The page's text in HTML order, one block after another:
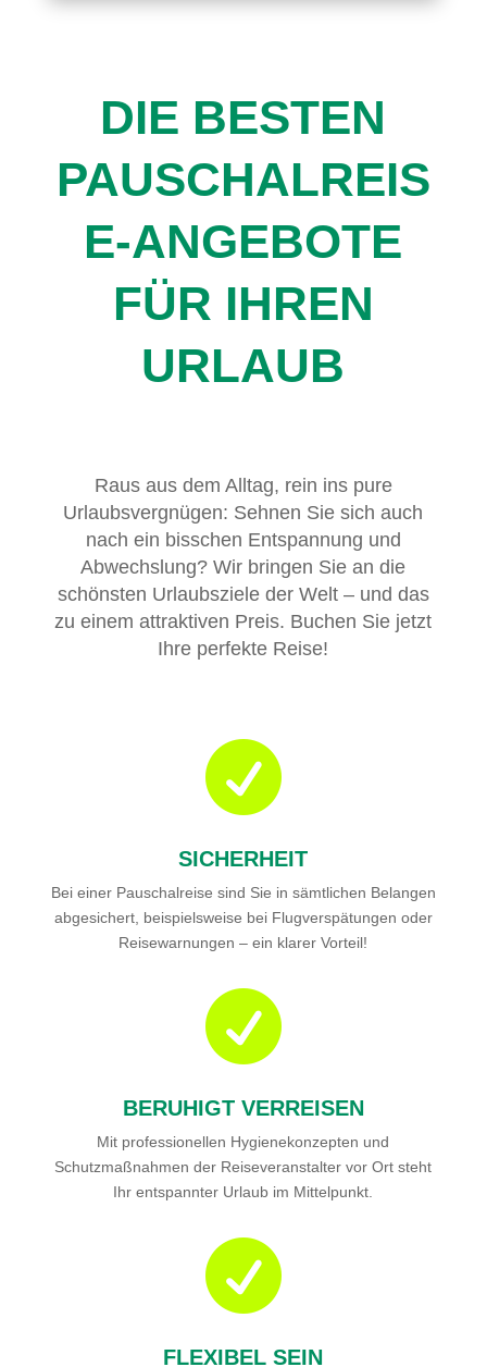
DIE BESTEN
PAUSCHALREIS
E-ANGEBOTE
FÜR IHREN
URLAUB
Raus aus dem Alltag, rein ins pure
Urlaubsvergnügen: Sehnen Sie sich auch
nach ein bisschen Entspannung und
Abwechslung? Wir bringen Sie an die
schönsten Urlaubsziele der Welt – und das
zu einem attraktiven Preis. Buchen Sie jetzt
Ihre perfekte Reise!

SICHERHEIT
Bei einer Pauschalreise sind Sie in sämtlichen Belangen
abgesichert, beispielsweise bei Flugverspätungen oder
Reisewarnungen – ein klarer Vorteil!

BERUHIGT VERREISEN
Mit professionellen Hygienekonzepten und
Schutzmaßnahmen der Reiseveranstalter vor Ort steht
Ihr entspannter Urlaub im Mittelpunkt.

FLEXIBEL SEIN